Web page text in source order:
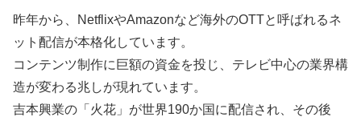
昨年から、NetflixやAmazonなど海外のOTTと呼ばれるネ
ット配信が本格化しています。
コンテンツ制作に巨額の資金を投じ、テレビ中心の業界構
造が変わる兆しが現れています。
吉本興業の「火花」が世界190か国に配信され、その後